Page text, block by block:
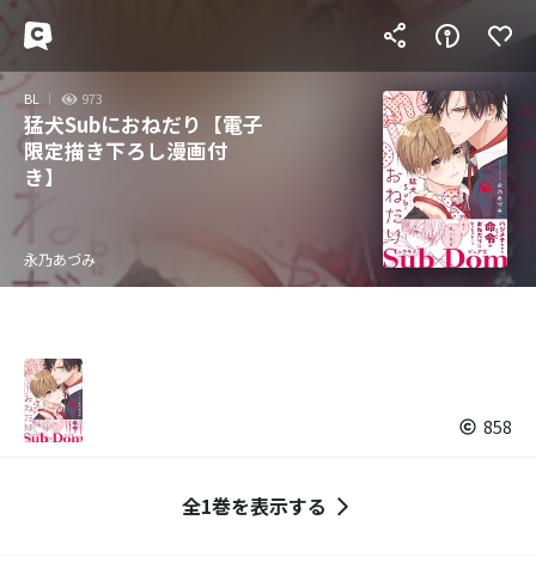
BL 973
猛犬Subにおねだり【電子
限定描き下ろし漫画付
き】
永乃あづみ
858
全1巻を表示する